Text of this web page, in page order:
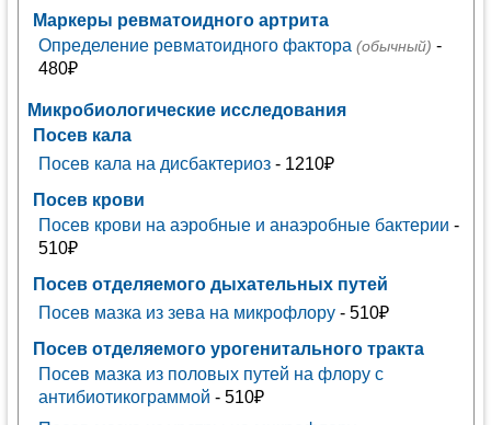
Маркеры ревматоидного артрита
Определение ревматоидного фактора (обычный) -
480₽
Микробиологические исследования
Посев кала
Посев кала на дисбактериоз- 1210₽
Посев крови
Посев крови на аэробные и анаэробные бактерии -
510₽
Посев отделяемого дыхательных путей
Посев мазка из зева на микрофлору- 510₽
Посев отделяемого урогенитального тракта
Посев мазка из половых путей на флору с
антибиотикограммой - 510₽